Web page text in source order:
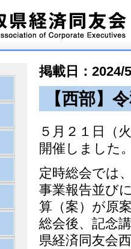
掲載日：2024/
【西部】
５月２１日（
開催しました
定時総会では
事業報告並び
算（案）が原
総会後、記念
県経済同友会